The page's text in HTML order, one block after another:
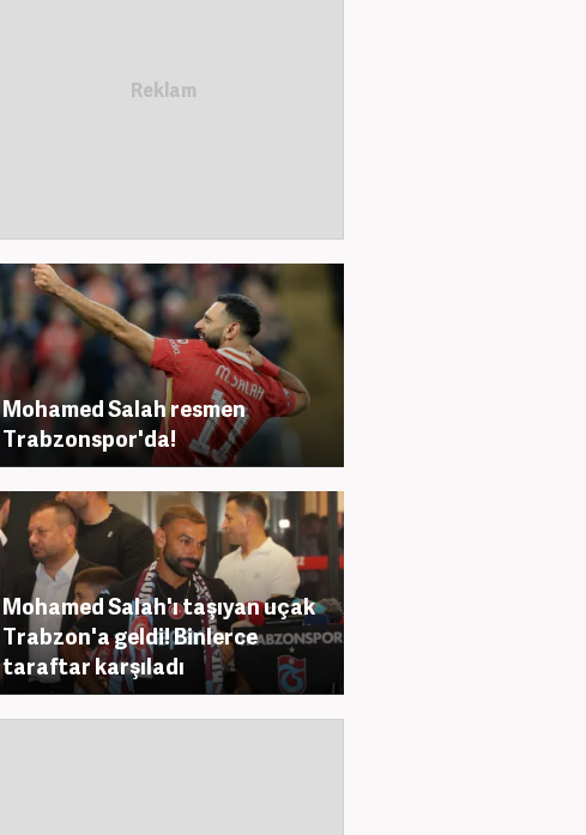
Mohamed Salah resmen
Trabzonspor'da!
Mohamed Salah'ı taşıyan uçak
Trabzon'a geldi! Binlerce
taraftar karşıladı